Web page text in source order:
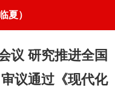
夏）
议 研究推进全国
议通过《现代化